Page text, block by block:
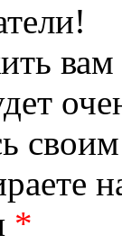
вам
*